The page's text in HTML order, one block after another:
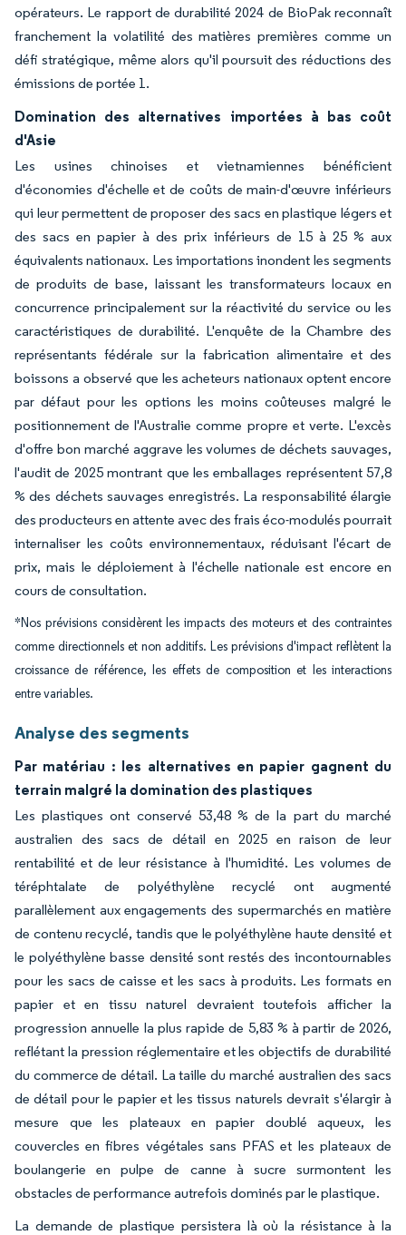
opérateurs. Le rapport de durabilité 2024 de BioPak reconnaît
franchement la volatilité des matières premières comme un
défi stratégique, même alors qu'il poursuit des réductions des
émissions de portée 1.
Domination des alternatives importées à bas coût
d'Asie
Les usines chinoises et vietnamiennes bénéficient
d'économies d'échelle et de coûts de main-d'œuvre inférieurs
qui leur permettent de proposer des sacs en plastique légers et
des sacs en papier à des prix inférieurs de 15 à 25 % aux
équivalents nationaux. Les importations inondent les segments
de produits de base, laissant les transformateurs locaux en
concurrence principalement sur la réactivité du service ou les
caractéristiques de durabilité. L'enquête de la Chambre des
représentants fédérale sur la fabrication alimentaire et des
boissons a observé que les acheteurs nationaux optent encore
par défaut pour les options les moins coûteuses malgré le
positionnement de l'Australie comme propre et verte. L'excès
d'offre bon marché aggrave les volumes de déchets sauvages,
l'audit de 2025 montrant que les emballages représentent 57,8
% des déchets sauvages enregistrés. La responsabilité élargie
des producteurs en attente avec des frais éco-modulés pourrait
internaliser les coûts environnementaux, réduisant l'écart de
prix, mais le déploiement à l'échelle nationale est encore en
cours de consultation.
*Nos prévisions considèrent les impacts des moteurs et des contraintes
comme directionnels et non additifs. Les prévisions d'impact reflètent la
croissance de référence, les effets de composition et les interactions
entre variables.
Analyse des segments
Par matériau : les alternatives en papier gagnent du
terrain malgré la domination des plastiques
Les plastiques ont conservé 53,48 % de la part du marché
australien des sacs de détail en 2025 en raison de leur
rentabilité et de leur résistance à l'humidité. Les volumes de
téréphtalate de polyéthylène recyclé ont augmenté
parallèlement aux engagements des supermarchés en matière
de contenu recyclé, tandis que le polyéthylène haute densité et
le polyéthylène basse densité sont restés des incontournables
pour les sacs de caisse et les sacs à produits. Les formats en
papier et en tissu naturel devraient toutefois afficher la
progression annuelle la plus rapide de 5,83 % à partir de 2026,
reflétant la pression réglementaire et les objectifs de durabilité
du commerce de détail. La taille du marché australien des sacs
de détail pour le papier et les tissus naturels devrait s'élargir à
mesure que les plateaux en papier doublé aqueux, les
couvercles en fibres végétales sans PFAS et les plateaux de
boulangerie en pulpe de canne à sucre surmontent les
obstacles de performance autrefois dominés par le plastique.
La demande de plastique persistera là où la résistance à la